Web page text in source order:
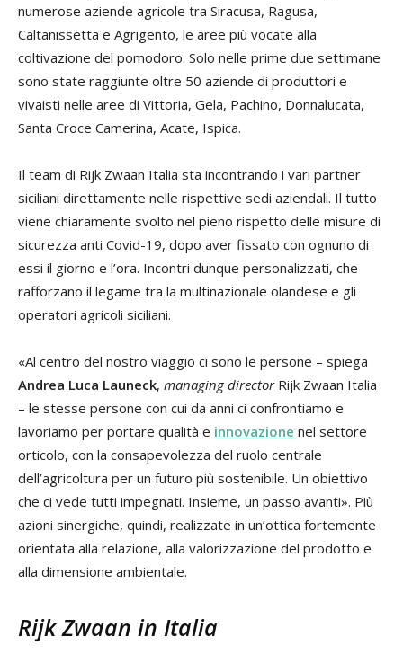
numerose aziende agricole tra Siracusa, Ragusa,
Caltanissetta e Agrigento, le aree più vocate alla
coltivazione del pomodoro. Solo nelle prime due settimane
sono state raggiunte oltre 50 aziende di produttori e
vivaisti nelle aree di Vittoria, Gela, Pachino, Donnalucata,
Santa Croce Camerina, Acate, Ispica.
Il team di Rijk Zwaan Italia sta incontrando i vari partner
siciliani direttamente nelle rispettive sedi aziendali. Il tutto
viene chiaramente svolto nel pieno rispetto delle misure di
sicurezza anti Covid-19, dopo aver fissato con ognuno di
essi il giorno e l’ora. Incontri dunque personalizzati, che
rafforzano il legame tra la multinazionale olandese e gli
operatori agricoli siciliani.
«Al centro del nostro viaggio ci sono le persone – spiega
Andrea Luca Launeck, managing directorRijk Zwaan Italia
– le stesse persone con cui da anni ci confrontiamo e
lavoriamo per portare qualità e innovazione nel settore
orticolo, con la consapevolezza del ruolo centrale
dell’agricoltura per un futuro più sostenibile. Un obiettivo
che ci vede tutti impegnati. Insieme, un passo avanti». Più
azioni sinergiche, quindi, realizzate in un’ottica fortemente
orientata alla relazione, alla valorizzazione del prodotto e
alla dimensione ambientale.
Rijk Zwaan in Italia